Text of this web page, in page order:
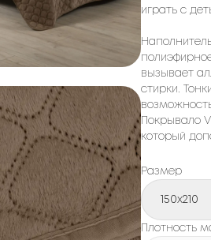
играть с
вызывает
стирки.
Покрывало
который
Размер
150x210
Плотность